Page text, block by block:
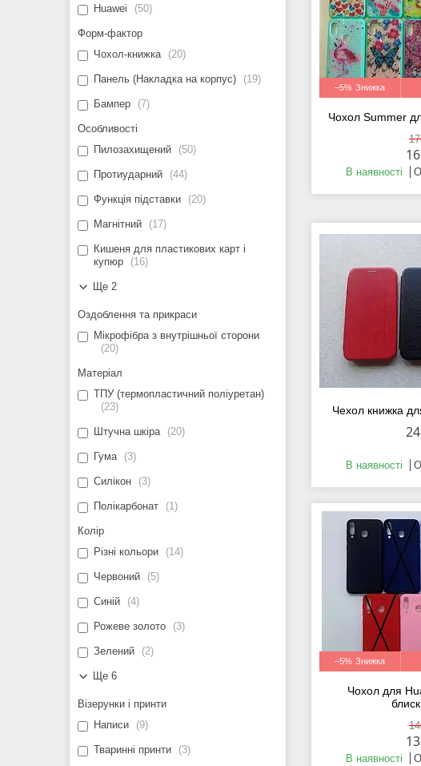
–5%
Чохол Summer
В наявності
Чехол книжка
В наявності
–5%
Чохол для
В наявності
Huawei
50
Форм-фактор
Чохол-книжка
20
Панель (Накладка на корпус) 19
Бампер 7
Особливості
Пилозахищений
50
Протиударний 44
Функція підставки 20
Магнітний 17
Кишеня для пластикових карт і
купюр
16
Ще 2
Оздоблення та прикраси
Мікрофібра з внутрішньої сторони
20
Матеріал
ТПУ (термопластичний поліуретан)
23
Штучна шкіра 20
Гума 3
Силікон 3
Полікарбонат 1
Колір
Різні кольори
14
Червоний 5
Синій 4
Рожеве золото 3
Зелений 2
Ще 6
Візерунки і принти
Написи
9
Тваринні принти 3